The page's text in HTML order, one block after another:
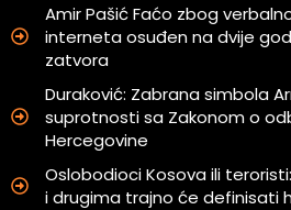
Amir Pašić Faćo zbog
interneta osuđen na dvije
zatvora
Duraković: Zabrana simbola
suprotnosti sa Zakonom o
Hercegovine
Oslobodioci Kosova ili
i drugima trajno će definisati